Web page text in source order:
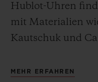
Hublot-Uhren
mit Materialien
Kautschuk und
MEHR ERFAHREN